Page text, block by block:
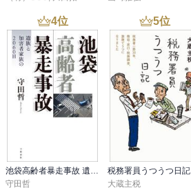
4位
守田哲
5位
税務署員うつうつ日記
大蔵主税